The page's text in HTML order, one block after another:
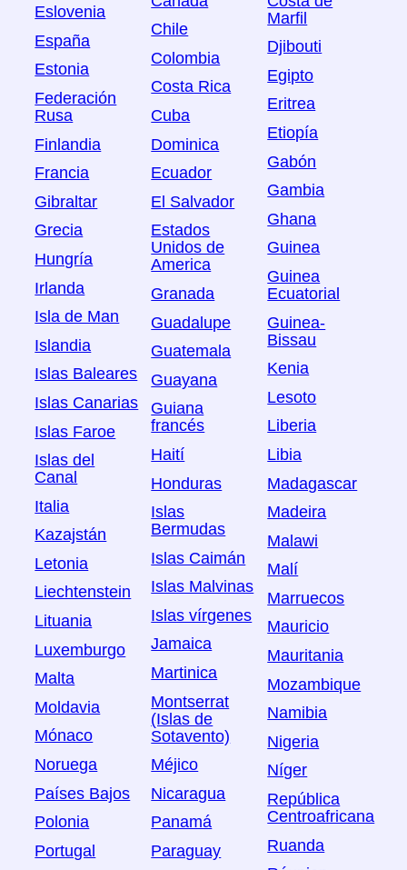
Eslovenia
España
Estonia
Federación
Rusa
Finlandia
Francia
Gibraltar
Grecia
Hungría
Irlanda
Isla de Man
Islandia
Islas Baleares
Islas Canarias
Islas Faroe
Islas del
Canal
Italia
Kazajstán
Letonia
Liechtenstein
Lituania
Luxemburgo
Malta
Moldavia
Mónaco
Noruega
Países Bajos
Polonia
Portugal
Chile
Colombia
Costa Rica
Cuba
Dominica
Ecuador
El Salvador
Estados
Unidos de
America
Granada
Guadalupe
Guatemala
Guayana
Guiana
francés
Haití
Honduras
Islas
Bermudas
Islas Caimán
Islas Malvinas
Islas vírgenes
Jamaica
Martinica
Montserrat
(Islas de
Sotavento)
Méjico
Nicaragua
Panamá
Paraguay
Marfil
Djibouti
Egipto
Eritrea
Etiopía
Gabón
Gambia
Ghana
Guinea
Guinea
Ecuatorial
Guinea-
Bissau
Kenia
Lesoto
Liberia
Libia
Madagascar
Madeira
Malawi
Malí
Marruecos
Mauricio
Mauritania
Mozambique
Namibia
Nigeria
Níger
República
Centroafricana
Ruanda